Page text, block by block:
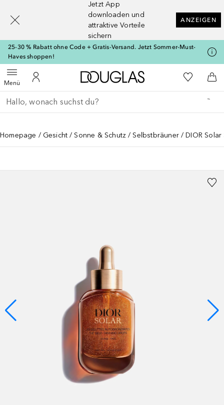
Jetzt App
downloaden und
attraktive Vorteile
sichern
ANZEIGEN
25-30 % Rabatt ohne Code + Gratis-Versand. Jetzt Sommer-Must-
Haves shoppen!
MenüMenü öffnenZu Meinem Kundenkonto
Zur Douglas Startseite
Zu Meiner
Gehe zurück
Suche ausführen
Homepage Gesicht Sonne & Schutz Selbstbräuner DIOR
[navigation.slideout.screenreader]